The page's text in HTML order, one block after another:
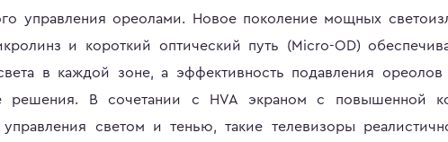
управления ореолами. Новое поколение мощных
и короткий оптический путь (Micro-OD)
в каждой зоне, а эффективность подавления
решения. В сочетании с HVA экраном с повышенной
светом и тенью, такие телевизоры